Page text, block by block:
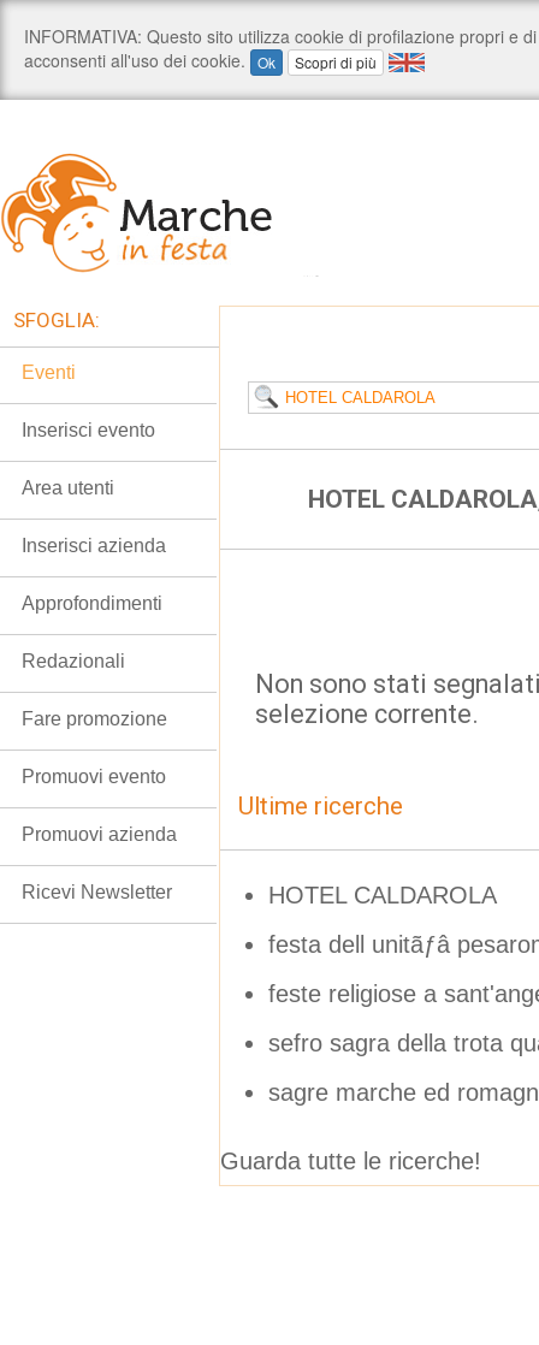
HOTEL CALDAROLA
Non sono stati
selezione corrente.
Ultime ricerche
HOTEL CALDAROLA
festa dell unitãƒâ
feste religiose a
sefro sagra della trota
sagre marche ed
Guarda tutte le ricerche!
SFOGLIA:
Eventi
Inserisci evento
Area utenti
Inserisci azienda
Approfondimenti
Redazionali
Fare promozione
Promuovi evento
Promuovi azienda
Ricevi Newsletter